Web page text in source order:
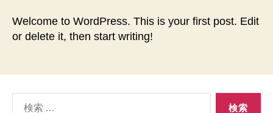
Welcome to WordPress. This is your first post. Edit
or delete it, then start writing!